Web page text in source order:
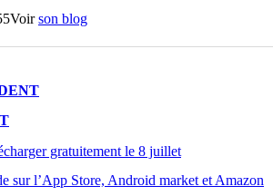
Voirson blog
gratuitement le 8 juillet
sur l’App Store, Android market et Amazon